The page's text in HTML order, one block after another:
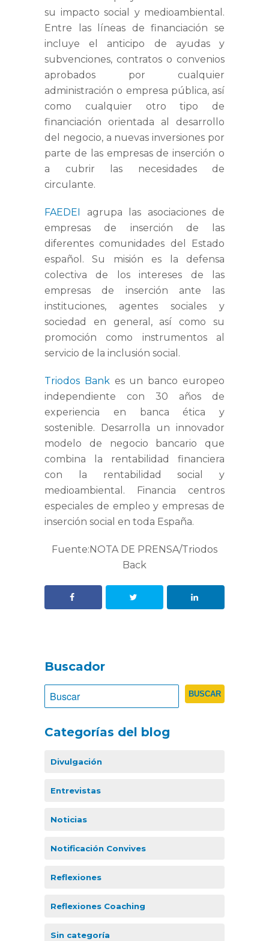
su impacto social y medioambiental.
Entre las líneas de financiación se
incluye el anticipo de ayudas y
subvenciones, contratos o convenios
aprobados por cualquier
administración o empresa pública, así
como cualquier otro tipo de
financiación orientada al desarrollo
del negocio, a nuevas inversiones por
parte de las empresas de inserción o
a cubrir las necesidades de
circulante.
FAEDEI
agrupa las asociaciones de
empresas de inserción de las
diferentes comunidades del Estado
español. Su misión es la defensa
colectiva de los intereses de las
empresas de inserción ante las
instituciones, agentes sociales y
sociedad en general, así como su
promoción como instrumentos al
servicio de la inclusión social.
Triodos Bankes un banco europeo
independiente con 30 años de
experiencia en banca ética y
sostenible. Desarrolla un innovador
modelo de negocio bancario que
combina la rentabilidad financiera
con la rentabilidad social y
medioambiental. Financia centros
especiales de empleo y empresas de
inserción social en toda España.
Fuente:NOTA DE PRENSA/Triodos
Back
Buscador
Categorías del blog
Divulgación
Entrevistas
Noticias
Notificación Convives
Reflexiones
Reflexiones Coaching
Sin categoría